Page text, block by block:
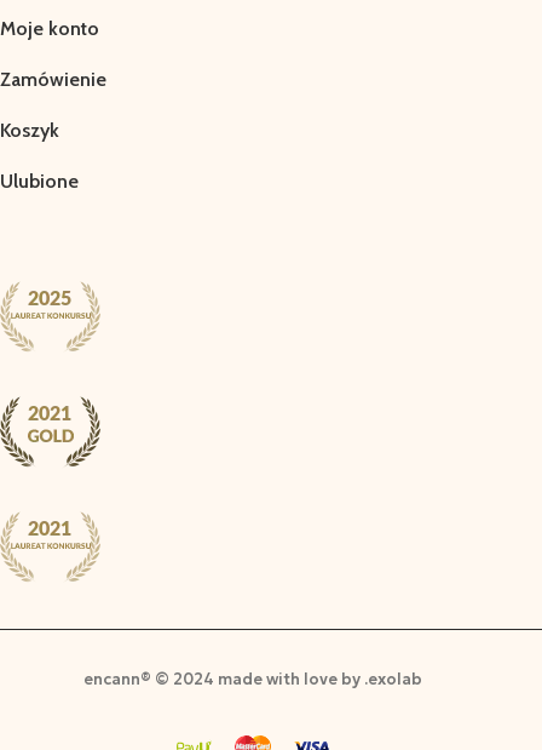
Moje konto
Zamówienie
Koszyk
Ulubione
encann® © 2024 made with love by .exolab